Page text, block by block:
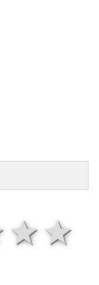
4
3